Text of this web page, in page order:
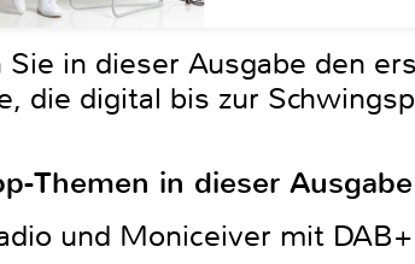
Sie in dieser Ausgabe den
die digital bis zur
Themen in dieser
und Moniceiver mit